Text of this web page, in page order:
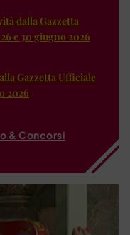
dalla Gazzetta
e 30 giugno 2026
Gazzetta Ufficiale
2026
& Concorsi